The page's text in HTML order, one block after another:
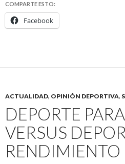
COMPARTE ESTO:
Facebook
ACTUALIDAD, OPINIÓN DEPORTIVA,
DEPORTE
VERSUS
RENDIMIENTO